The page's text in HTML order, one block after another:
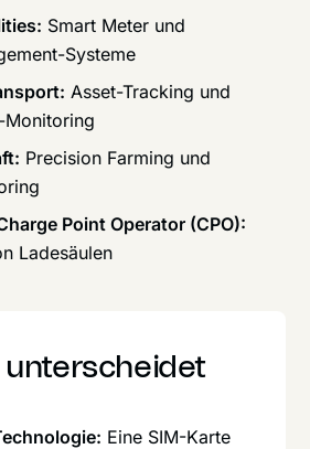
Smart Meter und
Systeme
Asset-Tracking und
Monitoring
Precision Farming und
Point Operator (CPO):
Ladesäulen
unterscheidet
Eine SIM-Karte